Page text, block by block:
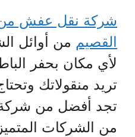
شركة نقل عفش من
القصيم من أوائل
لأي مكان بحفر
تريد منقولاتك
تجد أفضل من شركة
من الشركات